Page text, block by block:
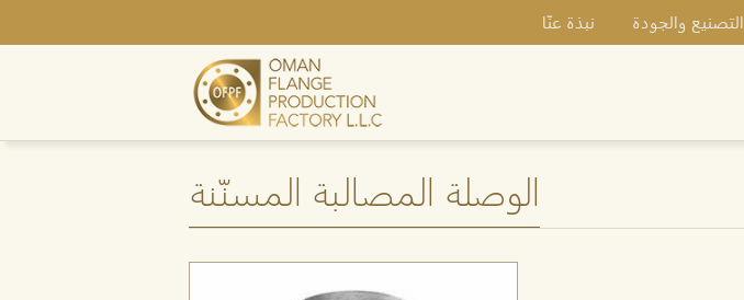
نبذة عنّا التصنيع والجودة
الوصلة المصالبة المسنّنة